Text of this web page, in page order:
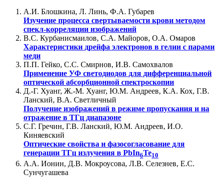
А.И. Блошкина, Л. Линь, Ф.А. Губарев
Изучение процесса свертываемости крови методом
спекл-корреляции изображений
В.С. Курбанисмаилов, С.А. Майоров, О.А. Омаров
Характеристики дрейфа электронов в гелии с парами
меди
П.П. Гейко, С.С. Смирнов, И.В. Самохвалов
Применение УФ светодиодов для дифференциальной
оптической абсорбционной спектроскопии
Д.-Г. Хуанг, Ж.-М. Хуанг, Ю.М. Андреев, К.А. Кох, Г.В.
Ланский, В.А. Светличный
Получение изображений в режиме пропускания и на
отражение в ТГц диапазоне
С.Г. Гречин, Г.В. Ланский, Ю.М. Андреев, И.О.
Киняевский
Оптические свойства и фазосогласование для
генерации TГц излучения в PbIn6Te10
А.А. Ионин, Д.В. Мокроусова, Л.В. Селезнев, Е.С.
Сунчугашева